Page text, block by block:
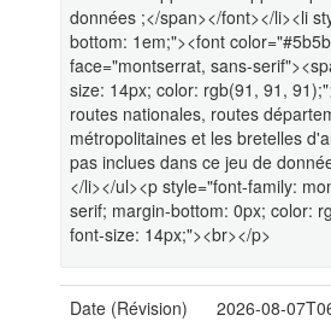
données ;</span></font></li><li
bottom: 1em;"><font
face="montserrat, sans-
size: 14px; color: rgb(91, 91,
routes nationales, routes
métropolitaines et les bretelles
pas inclues dans ce jeu de
</li></ul><p style="font-family:
serif; margin-bottom: 0px; color:
font-size: 14px;"><br></p>
Date (Révision)
2026-08-